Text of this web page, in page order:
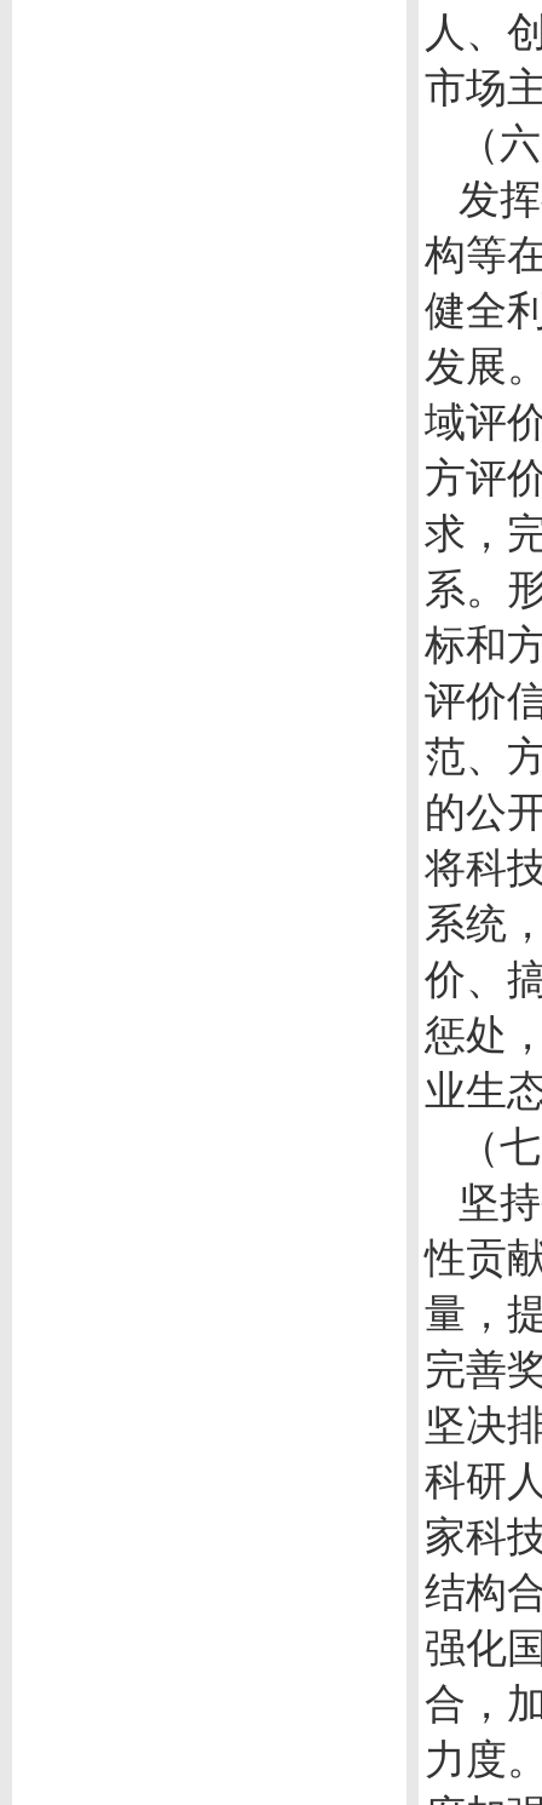
人、
市场
（
发
构等
健全
发展
域评
方评
求，
系。
标和
评价
范、
的公
将科
系统
价、
惩处
业生
（
坚
性贡
量，
完善
坚决
科研
家科
结构
强化
合，
力度